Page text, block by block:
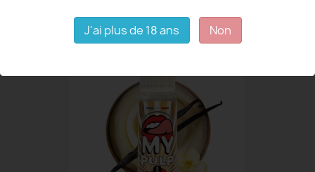
J'ai plus de 18 ans Non